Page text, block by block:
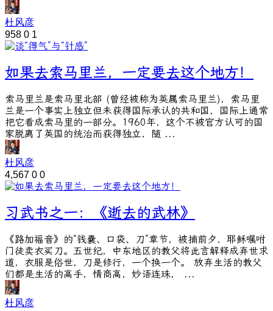
杜风彦
958 0 1
如果去索马里兰，一定要去这个地方！
索马里兰是索马里北部 (曾经被称为英属索马里兰)，索马里
兰是一个事实上独立但未获得国际承认的共和国，国际上通常
把它看成索马里的一部分。1960年，这个不被官方认可的国
家脱离了英国的统治而获得独立，随 ...
杜风彦
4,567 0 0
习武书之一：《逝去的武林》
《路加福音》的“钱嚢、口袋、刀”章节，被捕前夕，耶稣嘱咐
门徒卖衣买刀。五世纪，中东地区的教父将此言解释成弃世求
道，衣服是俗世，刀是修行，一个换一个。 放弃生活的教父
们都是生活的高手，情商高，妙语连珠， ...
杜风彦